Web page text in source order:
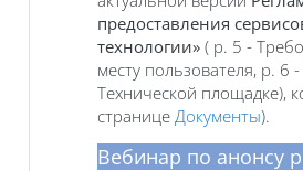
предоставления
технологии» ( р. 5 -
месту пользователя, р. 6
Технической площадке),
странице Документы).
Вебинар по анонсу